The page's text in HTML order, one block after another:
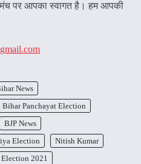
मंच पर आपका स्वागत है। हम आपकी
News
Bihar Panchayat Election
BJP News
Election
Nitish Kumar
Election 2021